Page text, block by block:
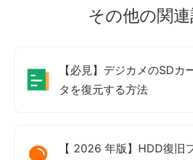
その他の関
【必見】デジカメのSDカ
タを復元する方法
【 2026 年版】HDD復旧